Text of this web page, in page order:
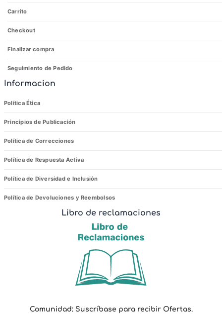
Carrito
Checkout
Finalizar compra
Seguimiento de Pedido
Informacion
Política Ética
Principios de Publicación
Política de Correcciones
Política de Respuesta Activa
Política de Diversidad e Inclusión
Política de Devoluciones y Reembolsos
Libro de reclamaciones
e
Comunidad: Suscríbase para recibir Ofertas.